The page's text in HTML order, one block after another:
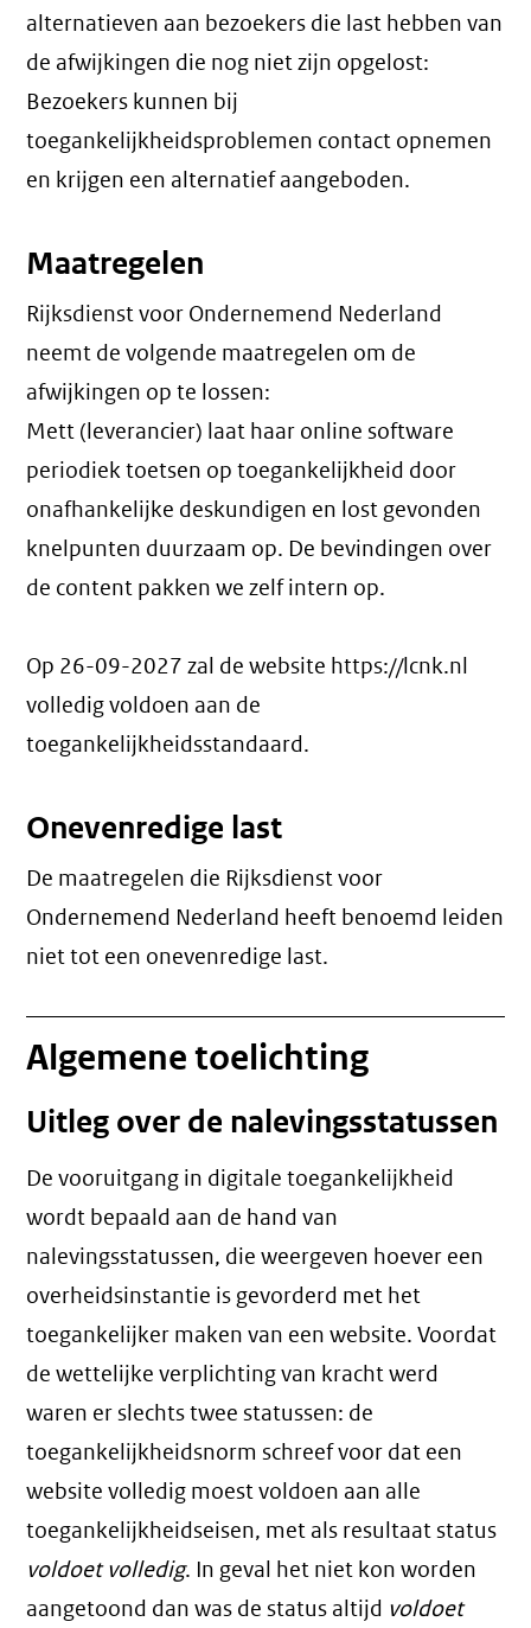
alternatieven aan bezoekers die last hebben van
de afwijkingen die nog niet zijn opgelost:
Bezoekers kunnen bij
toegankelijkheidsproblemen contact opnemen
en krijgen een alternatief aangeboden.
Maatregelen
Rijksdienst voor Ondernemend Nederland
neemt de volgende maatregelen om de
afwijkingen op te lossen:
Mett (leverancier) laat haar online software
periodiek toetsen op toegankelijkheid door
onafhankelijke deskundigen en lost gevonden
knelpunten duurzaam op. De bevindingen over
de content pakken we zelf intern op.
Op 26-09-2027 zal de website https://lcnk.nl
volledig voldoen aan de
toegankelijkheidsstandaard.
Onevenredige last
De maatregelen die Rijksdienst voor
Ondernemend Nederland heeft benoemd leiden
niet tot een onevenredige last.
Algemene toelichting
Uitleg over de nalevingsstatussen
De vooruitgang in digitale toegankelijkheid
wordt bepaald aan de hand van
nalevingsstatussen, die weergeven hoever een
overheidsinstantie is gevorderd met het
toegankelijker maken van een website. Voordat
de wettelijke verplichting van kracht werd
waren er slechts twee statussen: de
toegankelijkheidsnorm schreef voor dat een
website volledig moest voldoen aan alle
toegankelijkheidseisen, met als resultaat status
voldoet volledig. In geval het niet kon worden
aangetoond dan was de status altijd voldoet